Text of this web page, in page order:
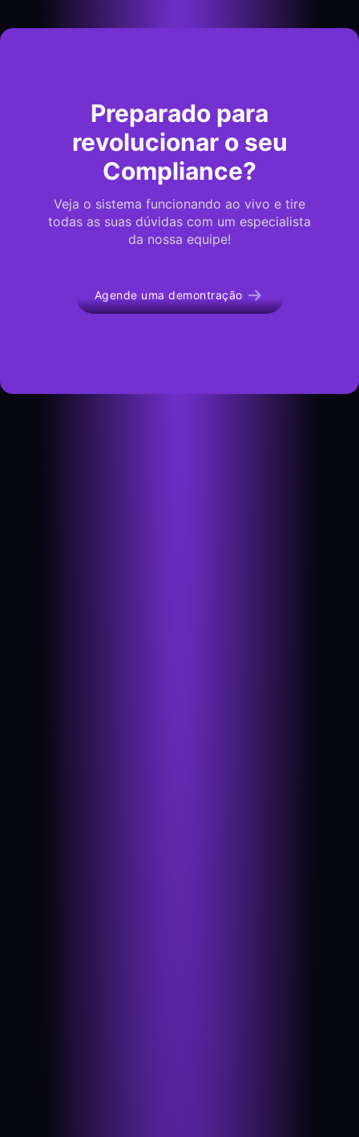
Preparado para
revolucionar o seu
Compliance?
Veja o sistema funcionando ao vivo e tire
todas as suas dúvidas com um especialista
da nossa equipe!
Agende uma demontração